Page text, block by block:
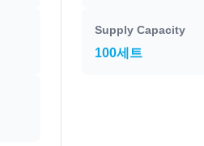
Supply Capacity
100세트